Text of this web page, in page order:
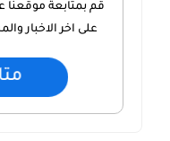
قم بمتابعة موقعنا
على اخر الاخبار